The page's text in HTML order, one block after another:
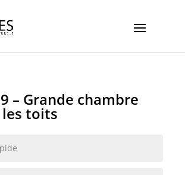
– Grande chambre
les toits